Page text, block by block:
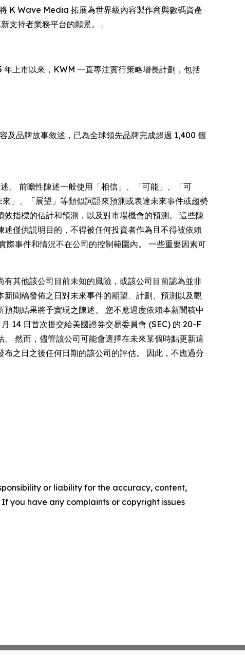
K Wave Media 拓展為世界級內容製作商與數碼資產
支持者業務平台的願景。」
上市以來，KWM 一直專注實行策略增長計劃，包括
品牌故事敘述，已為全球領先品牌完成超過 1,400 個
。 前瞻性陳述一般使用「相信」、「可能」、「可
」、「展望」等類似詞語來預測或表達未來事件或趨勢
指標的估計和預測，以及對市場機會的預測。 這些陳
僅供説明目的，不得被任何投資者作為且不得被依賴
際事件和情況不在公司的控制範圍內。 一些重要因素可
其他該公司目前未知的風險，或該公司目前認為並非
聞稿發佈之日對未來事件的期望、計劃、預測以及觀
期結果將予實現之陳述。 您不應過度依賴本新聞稿中
14 日首次提交給美國證券交易委員會 (SEC) 的 20-F
然而，儘管該公司可能會選擇在未來某個時點更新這
之日之後任何日期的該公司的評估。 因此，不應過分
or liability for the accuracy, content,
you have any complaints or copyright issues